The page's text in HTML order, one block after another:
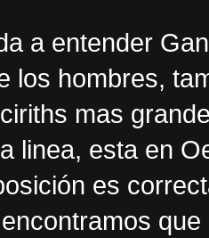
a entender
los hombres,
mas
linea, esta en
es